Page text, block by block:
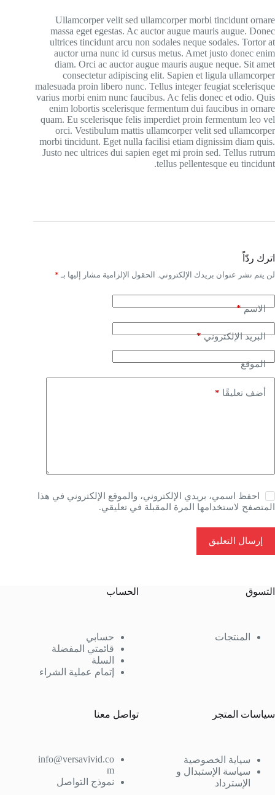
Ullamcorper velit sed ullamcorper morbi tincidunt ornare
massa eget egestas. Ac auctor augue mauris augue. Donec
ultrices tincidunt arcu non sodales neque sodales. Tortor at
auctor urna nunc id cursus metus. Amet justo donec enim
diam. Orci ac auctor augue mauris augue neque. Sit amet
consectetur adipiscing elit. Sapien et ligula ullamcorper
malesuada proin libero nunc. Tellus integer feugiat scelerisque
varius morbi enim nunc faucibus. Ac felis donec et odio. Quis
enim lobortis scelerisque fermentum dui faucibus in ornare
quam. Eu scelerisque felis imperdiet proin fermentum leo vel
orci. Vestibulum mattis ullamcorper velit sed ullamcorper
morbi tincidunt. Eget nulla facilisi etiam dignissim diam quis.
Justo nec ultrices dui sapien eget mi proin sed. Tellus rutrum
tellus pellentesque eu tincidunt.
اترك ردّاً
لن يتم نشر عنوان بريدك الإلكتروني. الحقول الإلزامية مشار إليها بـ *
الاسم*
البريد الإلكتروني*
الموقع
أضف تعليقًا *
احفظ اسمي، بريدي الإلكتروني، والموقع الإلكتروني في هذا
المتصفح لاستخدامها المرة المقبلة في تعليقي.
إرسال التعليق
التسوق
المنتجات
الحساب
حسابي
قائمتي المفضلة
السلة
إتمام عملية الشراء
سياسات المتجر
سياية الخصوصية
سياسة الإستبدال و
الإسترداد
تواصل معنا
info@versavivid.co
m
نموذج التواصل